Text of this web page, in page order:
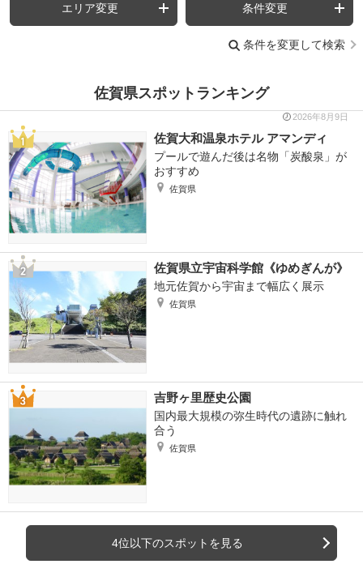
エリア変更 条件変更
条件を変更して検索
佐賀県スポットランキング
2026年8月9日
佐賀大和温泉ホテル アマンディ
プールで遊んだ後は名物「炭酸泉」が
おすすめ
佐賀県
佐賀県立宇宙科学館《ゆめぎんが》
地元佐賀から宇宙まで幅広く展示
佐賀県
吉野ヶ里歴史公園
国内最大規模の弥生時代の遺跡に触れ
合う
佐賀県
4位以下のスポットを見る